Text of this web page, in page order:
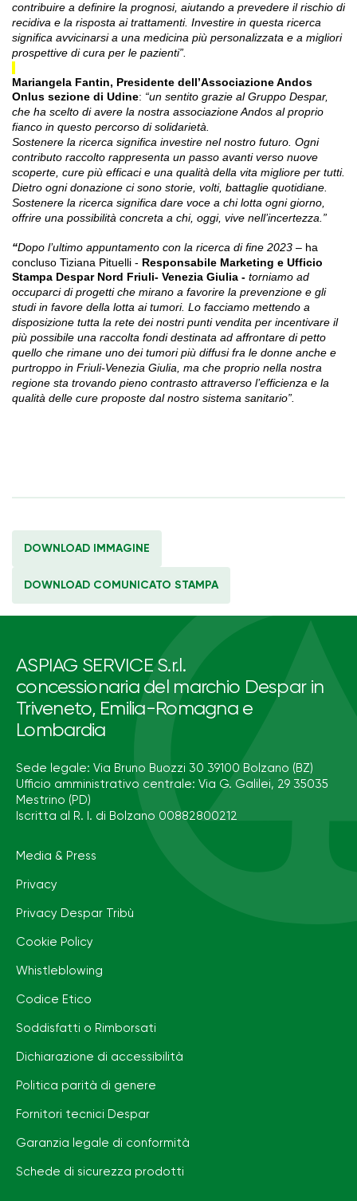
contribuire a definire la prognosi, aiutando a prevedere il rischio di
recidiva e la risposta ai trattamenti. Investire in questa ricerca
significa avvicinarsi a una medicina più personalizzata e a migliori
prospettive di cura per le pazienti”.
Mariangela Fantin, Presidente dell’Associazione Andos
Onlus sezione di Udine: “un sentito grazie al Gruppo Despar,
che ha scelto di avere la nostra associazione Andos al proprio
fianco in questo percorso di solidarietà.
Sostenere la ricerca significa investire nel nostro futuro. Ogni
contributo raccolto rappresenta un passo avanti verso nuove
scoperte, cure più efficaci e una qualità della vita migliore per tutti.
Dietro ogni donazione ci sono storie, volti, battaglie quotidiane.
Sostenere la ricerca significa dare voce a chi lotta ogni giorno,
offrire una possibilità concreta a chi, oggi, vive nell’incertezza.”
“Dopo l’ultimo appuntamento con la ricerca di fine 2023 – ha
concluso Tiziana Pituelli - Responsabile Marketing e Ufficio
Stampa Despar Nord Friuli- Venezia Giulia - torniamo ad
occuparci di progetti che mirano a favorire la prevenzione e gli
studi in favore della lotta ai tumori. Lo facciamo mettendo a
disposizione tutta la rete dei nostri punti vendita per incentivare il
più possibile una raccolta fondi destinata ad affrontare di petto
quello che rimane uno dei tumori più diffusi fra le donne anche e
purtroppo in Friuli-Venezia Giulia, ma che proprio nella nostra
regione sta trovando pieno contrasto attraverso l’efficienza e la
qualità delle cure proposte dal nostro sistema sanitario”.
DOWNLOAD IMMAGINE
DOWNLOAD COMUNICATO STAMPA
ASPIAG SERVICE S.r.l.
concessionaria del marchio Despar in
Triveneto, Emilia-Romagna e
Lombardia
Sede legale: Via Bruno Buozzi 30 39100 Bolzano (BZ)
Ufficio amministrativo centrale: Via G. Galilei, 29 35035
Mestrino (PD)
Iscritta al R. I. di Bolzano 00882800212
Media & Press
Privacy
Privacy Despar Tribù
Cookie Policy
Whistleblowing
Codice Etico
Soddisfatti o Rimborsati
Dichiarazione di accessibilità
Politica parità di genere
Fornitori tecnici Despar
Garanzia legale di conformità
Schede di sicurezza prodotti